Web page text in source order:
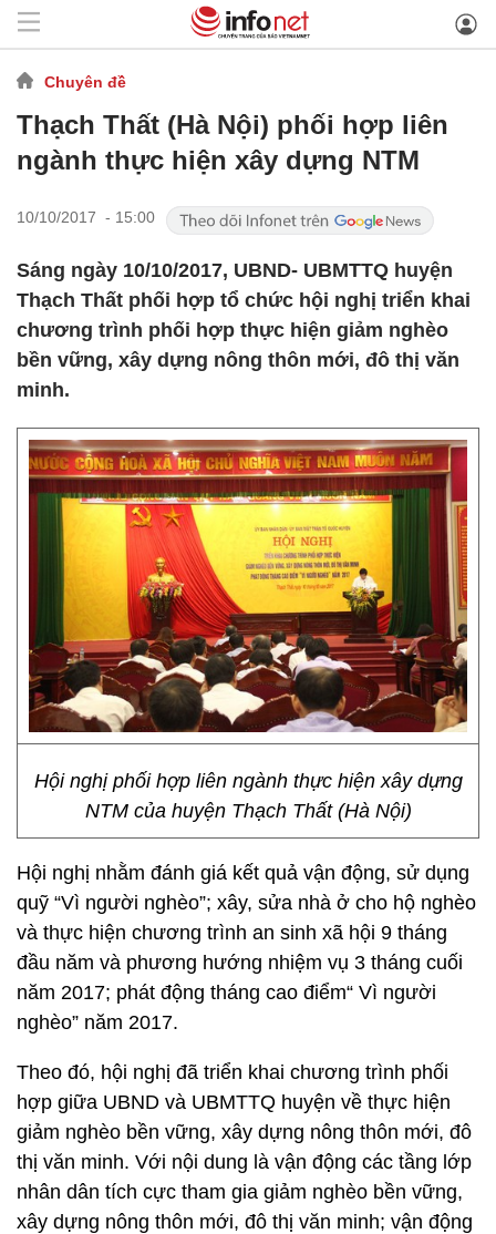
Chuyên đề
Thạch Thất (Hà Nội) phối hợp liên
ngành thực hiện xây dựng NTM
10/10/2017 - 15:00
​Sáng ngày 10/10/2017, UBND- UBMTTQ huyện
Thạch Thất phối hợp tổ chức hội nghị triển khai
chương trình phối hợp thực hiện giảm nghèo
bền vững, xây dựng nông thôn mới, đô thị văn
minh.
Hội nghị phối hợp liên ngành thực hiện xây dựng
NTM của huyện Thạch Thất (Hà Nội)
Hội nghị nhằm đánh giá kết quả vận động, sử dụng
quỹ “Vì người nghèo”; xây, sửa nhà ở cho hộ nghèo
và thực hiện chương trình an sinh xã hội 9 tháng
đầu năm và phương hướng nhiệm vụ 3 tháng cuối
năm 2017; phát động tháng cao điểm“ Vì người
nghèo” năm 2017.
Theo đó, hội nghị đã triển khai chương trình phối
hợp giữa UBND và UBMTTQ huyện về thực hiện
giảm nghèo bền vững, xây dựng nông thôn mới, đô
thị văn minh. Với nội dung là vận động các tầng lớp
nhân dân tích cực tham gia giảm nghèo bền vững,
xây dựng nông thôn mới, đô thị văn minh; vận động